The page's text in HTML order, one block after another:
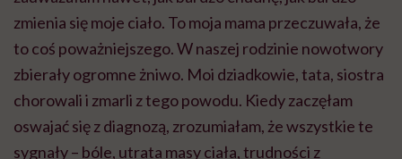
zmienia się moje ciało. To moja mama przeczuwała, że
to coś poważniejszego. W naszej rodzinie nowotwory
zbierały ogromne żniwo. Moi dziadkowie, tata, siostra
chorowali i zmarli z tego powodu. Kiedy zaczęłam
oswajać się z diagnozą, zrozumiałam, że wszystkie te
sygnały – bóle, utrata masy ciała, trudności z